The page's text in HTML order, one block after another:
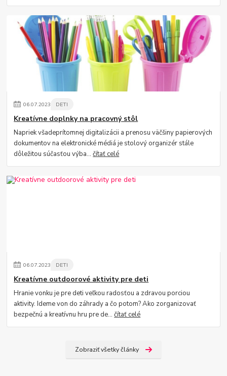
06.07.2023 DETI
Kreatívne doplnky na pracovný stôl
Napriek všadeprítomnej digitalizácii a prenosu väčšiny papierových
dokumentov na elektronické médiá je stolový organizér stále
dôležitou súčasťou výba...čítať celé
06.07.2023 DETI
Kreatívne outdoorové aktivity pre deti
Hranie vonku je pre deti veľkou radosťou a zdravou porciou
aktivity. Ideme von do záhrady a čo potom? Ako zorganizovať
bezpečnú a kreatívnu hru pre de...čítať celé
Zobraziť všetky články